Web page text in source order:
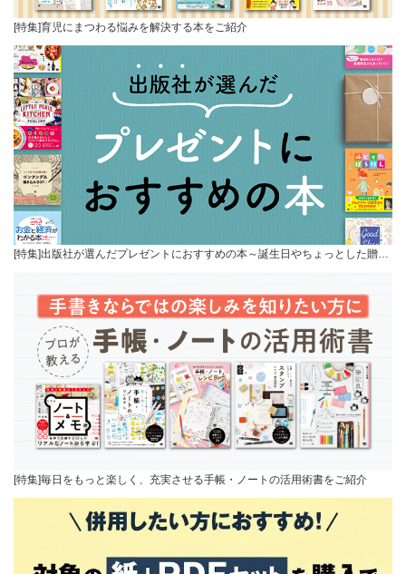
[特集]育児にまつわる悩みを解決する本をご紹介
[特集]出版社が選んだプレゼントにおすすめの本～誕生日やちょっとした贈…
[特集]毎日をもっと楽しく、充実させる手帳・ノートの活用術書をご紹介